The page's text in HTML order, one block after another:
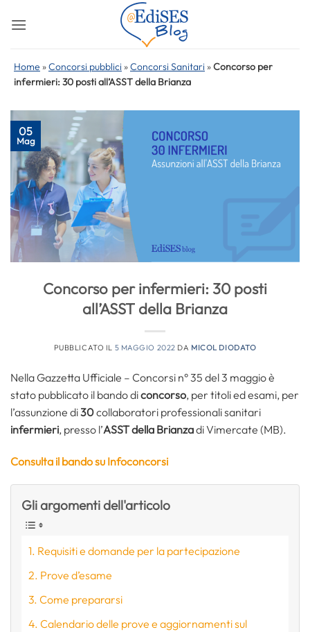
Home »Concorsi pubblici »Concorsi Sanitari »Concorso per
infermieri: 30 posti all’ASST della Brianza
05
Mag
Concorso per infermieri: 30 posti
all’ASST della Brianza
PUBBLICATO IL 5 MAGGIO 2022 DA MICOL DIODATO
Nella Gazzetta Ufficiale – Concorsi n° 35 del 3 maggio è
stato pubblicato il bando diconcorso, per titoli ed esami, per
l’assunzione di30collaboratori professionali sanitari
infermieri, presso l’ASST della Brianzadi Vimercate (MB).
Consulta il bando su Infoconcorsi
Gli argomenti dell'articolo
Requisiti e domande per la partecipazione
Prove d’esame
Come prepararsi
Calendario delle prove e aggiornamenti sul